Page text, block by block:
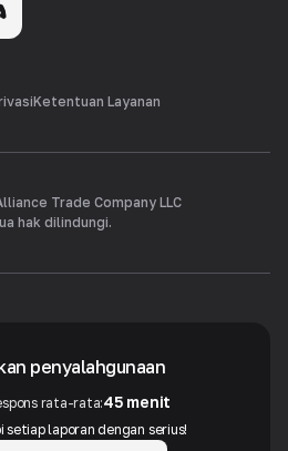
Ketentuan Layanan
Trade Company LLC
hak dilindungi.
penyalahgunaan
rata-rata:45 menit
setiap laporan dengan serius!